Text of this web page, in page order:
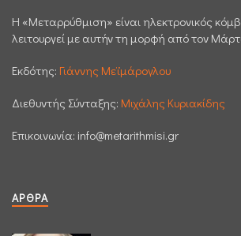
H «Μεταρρύθμιση» είναι ηλεκτρονικός
λειτουργεί με αυτήν τη μορφή από τον
Εκδότης: Γιάννης Μεϊμάρογλου
Διεθυντής Σύνταξης: Μιχάλης Κυριακίδης
Επικοινωνία: info@metarithmisi.gr
ΆΡΘΡΑ